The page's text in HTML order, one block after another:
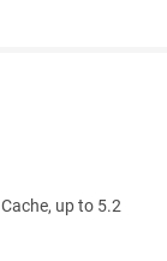
up to 5.2